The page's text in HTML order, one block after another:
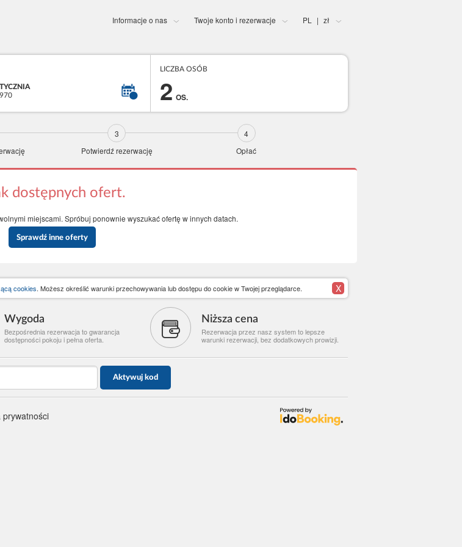
Informacje o nas Twoje konto i rezerwacje PL | zł
LICZBA OSÓB
2 OS.
Potwierdź rezerwację Opłać
dostępnych ofert.
miejscami. Spróbuj ponownie wyszukać ofertę w innych datach.
Sprawdź inne oferty
cookies. Możesz określić warunki przechowywania lub dostępu do cookie w Twojej przeglądarce. X
Wygoda
Bezpośrednia rezerwacja to gwarancja
dostępności pokoju i pełna oferta.
Niższa cena
Rezerwacja przez nasz system to lepsze
warunki rezerwacji, bez dodatkowych prowizji.
Aktywuj kod
prywatności